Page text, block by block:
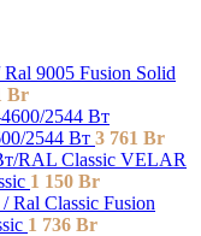
Fusion Solid
Br
2544 Вт 3 761 Br
VELAR
1 150 Br
Fusion
1 736 Br